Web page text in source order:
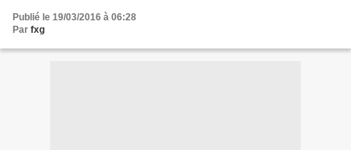
Publié le 19/03/2016 à 06:28
Par fxg